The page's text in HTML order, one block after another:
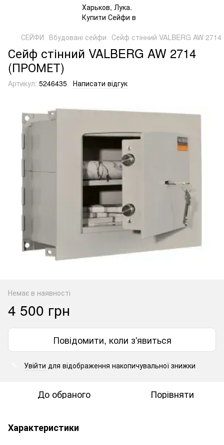
СЕЙФИ Вбудовані сейфи Сейф стінний VALBERG AW
Сейф стінний VALBERG AW 2714
(ПРОМЕТ)
Артикул: 5246435 Написати відгук
Немає в наявності
4 500 грн
Повідомити, коли з'явиться
Увійти для відображення накопичувальної знижки
До обраного Порівняти
Характеристики